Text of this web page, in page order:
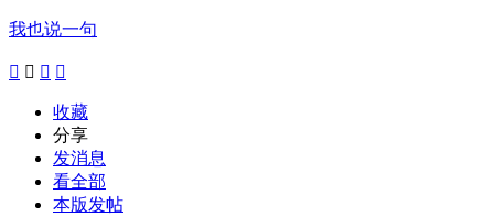
我也说一句
   
收藏
分享
发消息
看全部
本版发帖